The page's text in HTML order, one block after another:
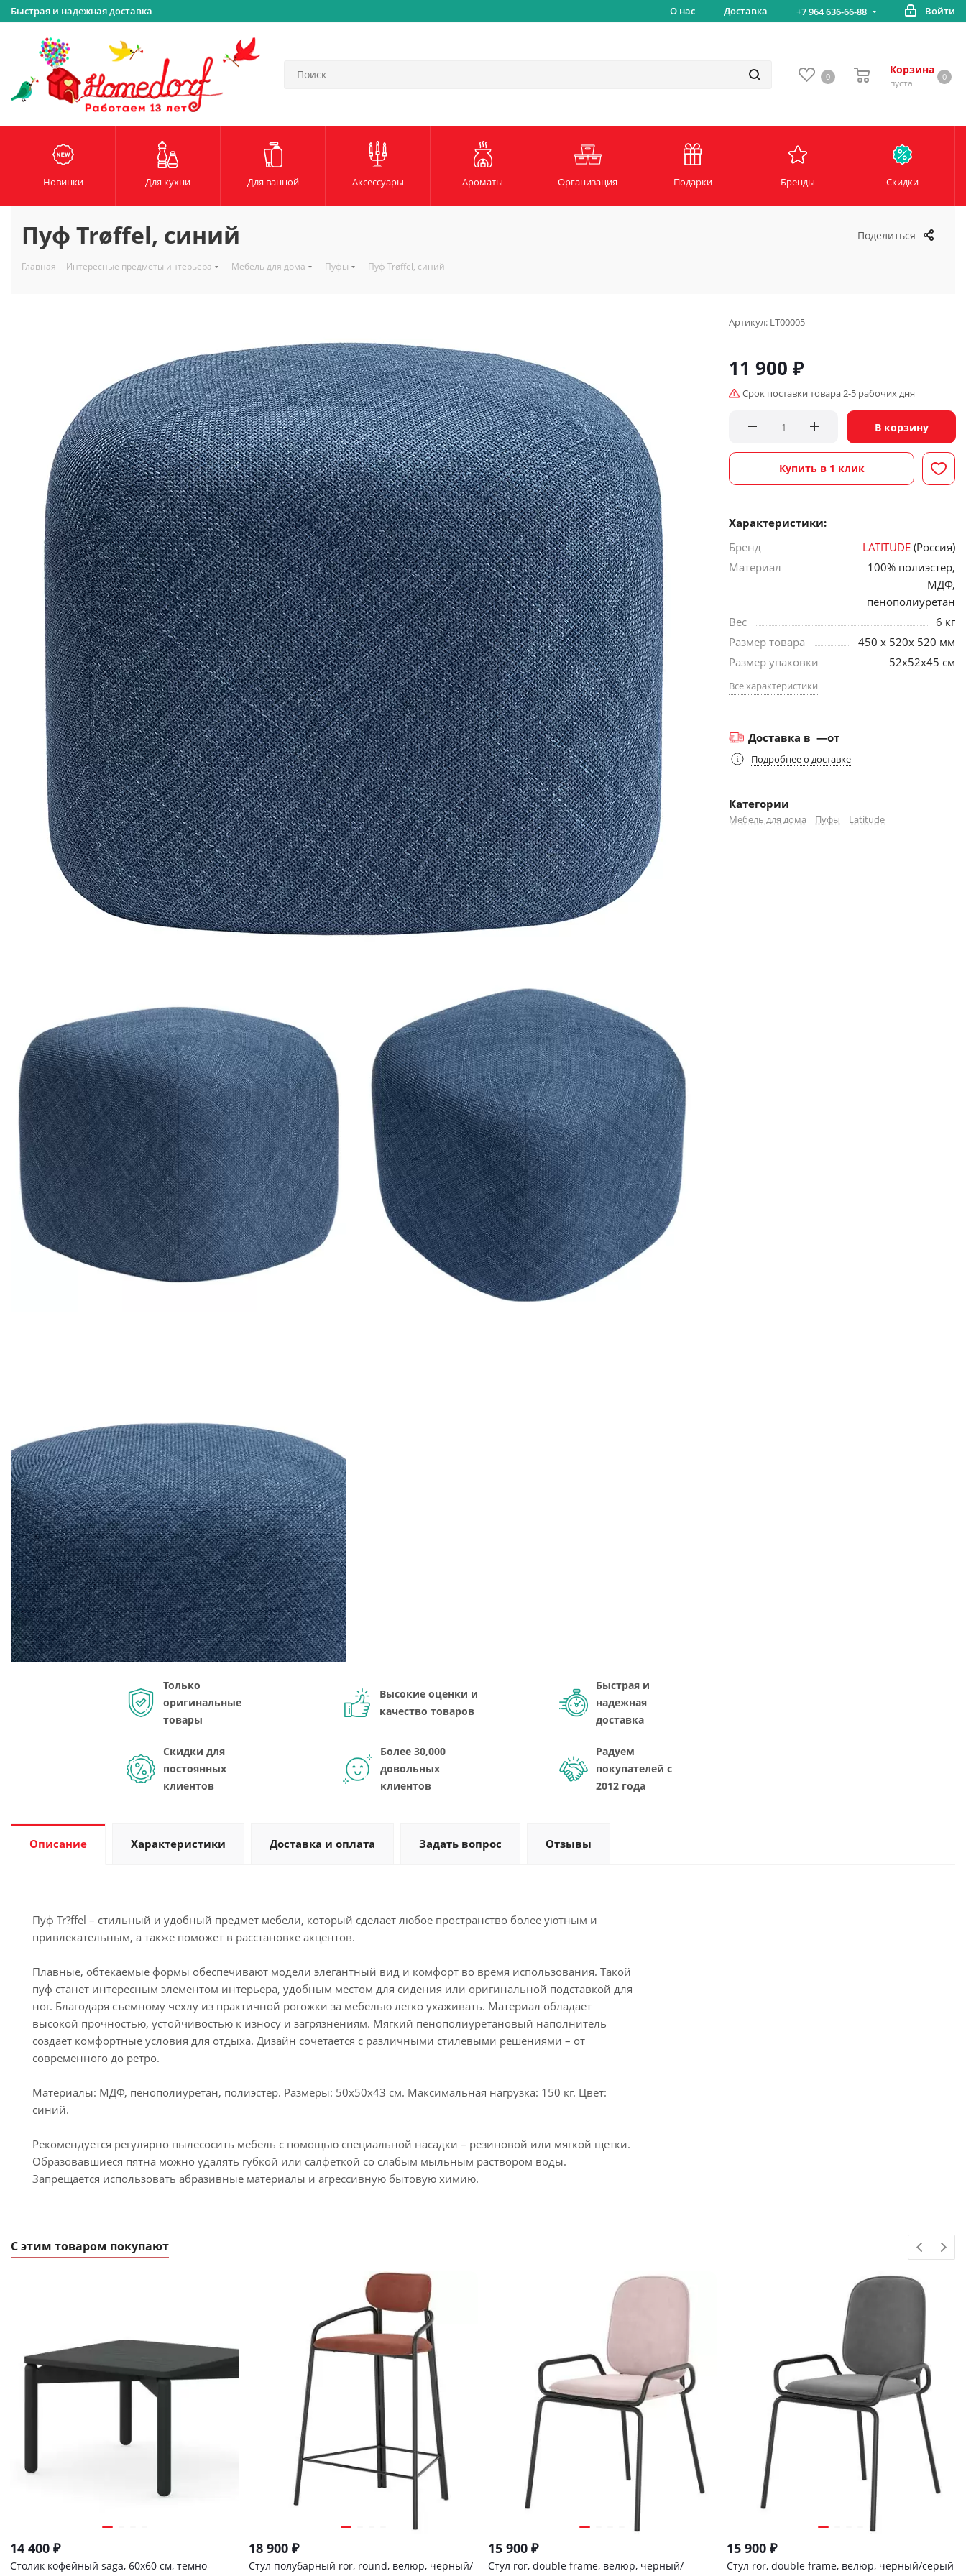
Быстрая и надежная доставка Бесплатная доставка от 5000 руб*
О нас Доставка +7 964 636-66-88 Войти
0
Корзина
пуста
0
Новинки Для кухни Для ванной Аксессуары Ароматы Организация Подарки Бренды Скидки
Поделиться
Пуф Trøffel, синий
Главная - Интересные предметы интерьера - Мебель для дома - Пуфы - Пуф Trøffel, синий
Только
оригинальные
товары
Высокие оценки и
качество товаров
Быстрая и
надежная
доставка
Скидки для
постоянных
клиентов
Более 30,000
довольных
клиентов
Радуем
покупателей с
2012 года
Артикул: LT00005
11 900 ₽
Срок поставки товара 2-5 рабочих дня
В корзину
Купить в 1 клик
Характеристики:
Бренд
LATITUDE (Россия)
Материал
100% полиэстер,
МДФ,
пенополиуретан
Вес
6 кг
Размер товара
450 х 520х 520 мм
Размер упаковки
52х52х45 см
Все характеристики
Доставка в —от
Подробнее о доставке
Категории
Мебель для дома Пуфы Latitude
Описание Характеристики Доставка и оплата Задать вопрос Отзывы
Пуф Tr?ffel – стильный и удобный предмет мебели, который сделает любое пространство более уютным и
привлекательным, а также поможет в расстановке акцентов.
Плавные, обтекаемые формы обеспечивают модели элегантный вид и комфорт во время использования. Такой
пуф станет интересным элементом интерьера, удобным местом для сидения или оригинальной подставкой для
ног. Благодаря съемному чехлу из практичной рогожки за мебелью легко ухаживать. Материал обладает
высокой прочностью, устойчивостью к износу и загрязнениям. Мягкий пенополиуретановый наполнитель
создает комфортные условия для отдыха. Дизайн сочетается с различными стилевыми решениями – от
современного до ретро.
Материалы: МДФ, пенополиуретан, полиэстер. Размеры: 50х50х43 см. Максимальная нагрузка: 150 кг. Цвет:
синий.
Рекомендуется регулярно пылесосить мебель с помощью специальной насадки – резиновой или мягкой щетки.
Образовавшиеся пятна можно удалять губкой или салфеткой со слабым мыльным раствором воды.
Запрещается использовать абразивные материалы и агрессивную бытовую химию.
С этим товаром покупают
14 400 ₽
Столик кофейный saga, 60х60 см, темно-
18 900 ₽
Стул полубарный ror, round, велюр, черный/
15 900₽
Стул ror, double frame, велюр, черный/
15 900₽
Стул ror, double frame, велюр, черный/серый